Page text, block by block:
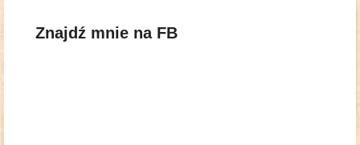
Znajdź mnie na FB